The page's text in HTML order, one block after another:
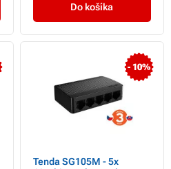
Do košíka
- 10%
Tenda SG105M - 5x